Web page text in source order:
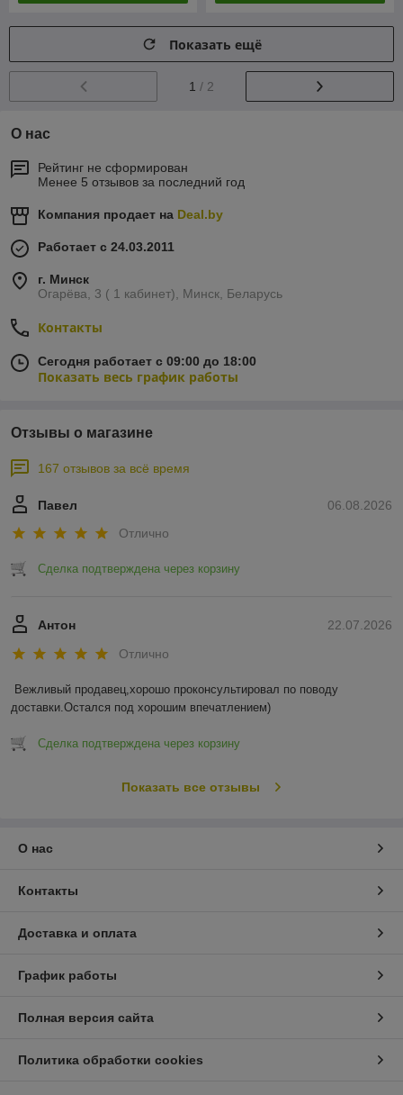
Показать ещё
1 / 2
О нас
Рейтинг не сформирован
Менее 5 отзывов за последний год
Компания продает на Deal.by
Работает с 24.03.2011
г. Минск
Огарёва, 3 ( 1 кабинет), Минск, Беларусь
Контакты
Сегодня работает с 09:00 до 18:00
Показать весь график работы
Отзывы о магазине
167 отзывов за всё время
06.08.2026
Павел
Отлично
Сделка подтверждена через корзину
22.07.2026
Антон
Отлично
Вежливый продавец,хорошо проконсультировал по поводу
доставки.Остался под хорошим впечатлением)
Сделка подтверждена через корзину
Показать все отзывы
О нас
Контакты
Доставка и оплата
График работы
Полная версия сайта
Политика обработки cookies